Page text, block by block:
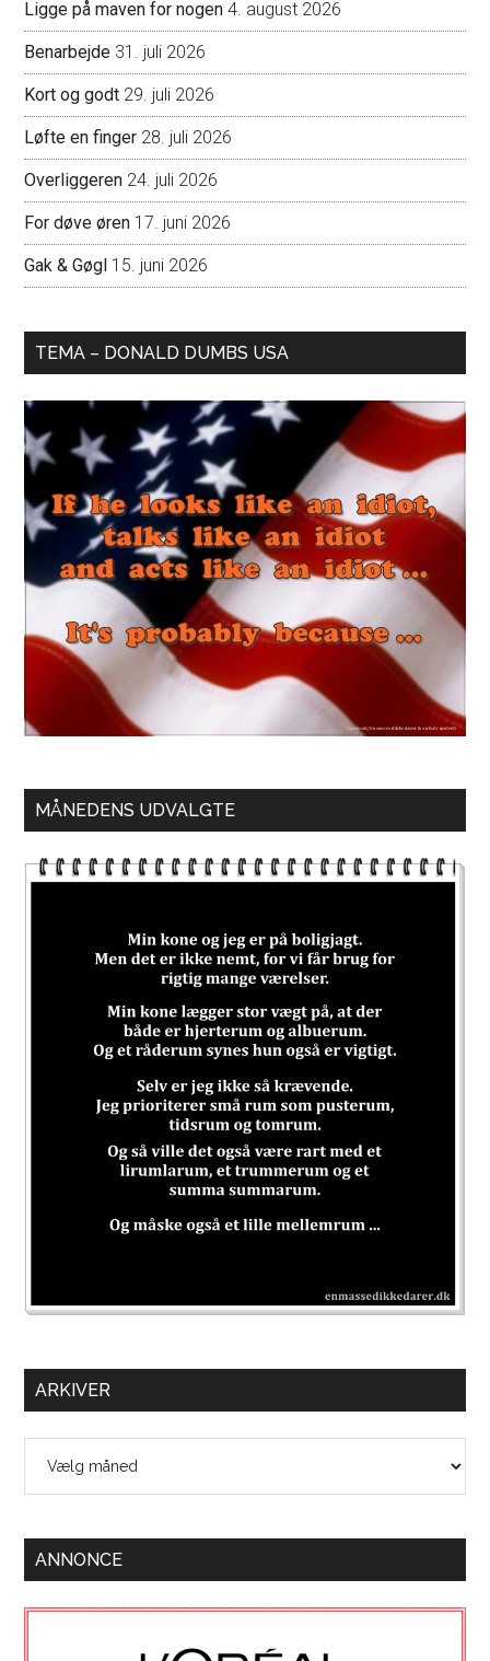
Ligge på maven for nogen 4. august 2026
Benarbejde 31. juli 2026
Kort og godt 29. juli 2026
Løfte en finger 28. juli 2026
Overliggeren 24. juli 2026
For døve øren 17. juni 2026
Gak & Gøgl 15. juni 2026
TEMA – DONALD DUMBS USA
MÅNEDENS UDVALGTE
ARKIVER
ANNONCE